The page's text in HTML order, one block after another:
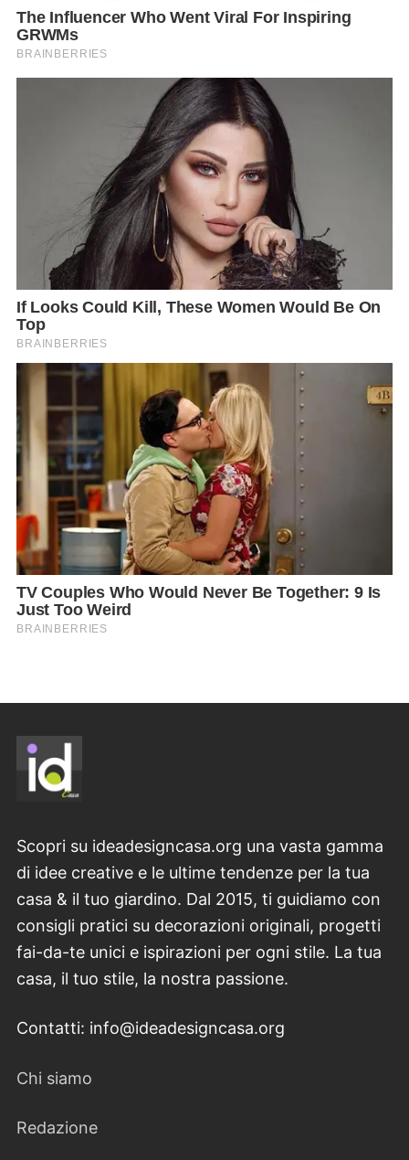
Scopri su ideadesigncasa.org una vasta gamma
di idee creative e le ultime tendenze per la tua
casa & il tuo giardino. Dal 2015, ti guidiamo con
consigli pratici su decorazioni originali, progetti
fai-da-te unici e ispirazioni per ogni stile. La tua
casa, il tuo stile, la nostra passione.
Contatti: info@ideadesigncasa.org
Chi siamo
Redazione